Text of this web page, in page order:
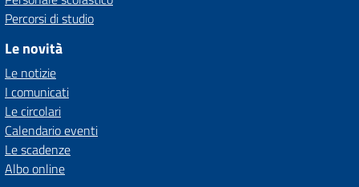
Percorsi di studio
Le novità
Le notizie
I comunicati
Le circolari
Calendario eventi
Le scadenze
Albo online